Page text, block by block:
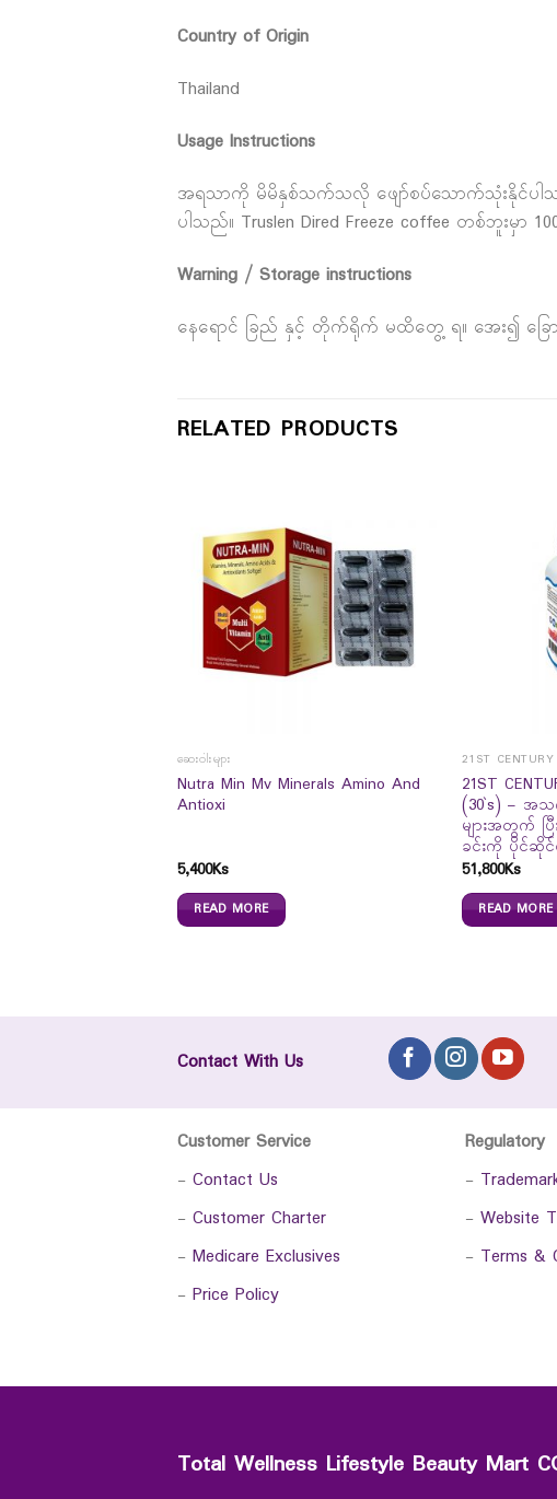
Country of Origin
Thailand
Usage Instructions
အရသာကို မိမိနှစ်သက်သလို ဖျော်စပ်သောက်သုံးနိုင်ပါသည်
ပါသည်။ Truslen Dired Freeze coffee တစ်ဘူးမှာ
Warning / Storage instructions
နေရောင် ခြည် နှင့် တိုက်ရိုက် မထိတွေ့ ရ။ အေး၍ ခြေ
RELATED PRODUCTS
ဆေးဝါးများ
Nutra Min Mv Minerals Amino And
Antioxi
5,400Ks
READ MORE
21ST CENTURY
21ST
(30`s) – အ
များအတွက် ပ
ခင်းကို ပိုင်ဆို
51,800Ks
READ MORE
Contact With Us
Customer Service
- Contact Us
- Customer Charter
- Medicare Exclusives
- Price Policy
Regulatory
-
- Website
- Terms &
Total Wellness Lifestyle Beauty Mart